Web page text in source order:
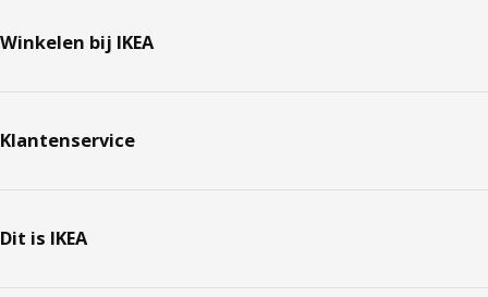
Winkelen bij IKEA
Klantenservice
Dit is IKEA